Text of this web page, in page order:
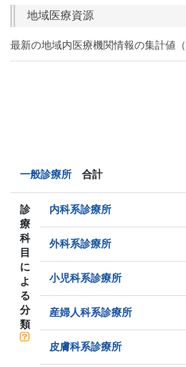
地域医療資源
最新の地域内医療機関情報の集計値
一般診療所 合計
診
療
科
目
に
よ
る
分
類
内科系診療所
外科系診療所
小児科系診療所
産婦人科系診療所
皮膚科系診療所